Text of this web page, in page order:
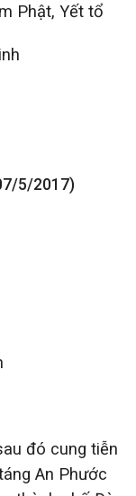
Yết tổ
5/2017)
đó cung tiễn
An Phước